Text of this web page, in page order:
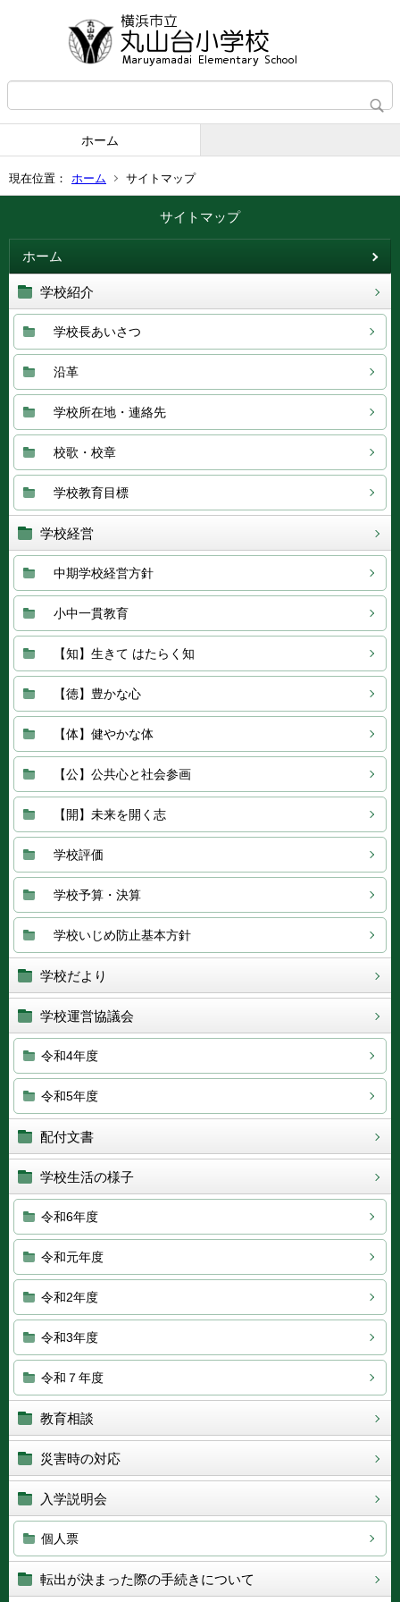
ホーム
現在位置： ホーム サイトマップ
サイトマップ
ホーム
学校紹介
学校長あいさつ
沿革
学校所在地・連絡先
校歌・校章
学校教育目標
学校経営
中期学校経営方針
小中一貫教育
【知】生きて はたらく知
【徳】豊かな心
【体】健やかな体
【公】公共心と社会参画
【開】未来を開く志
学校評価
学校予算・決算
学校いじめ防止基本方針
学校だより
学校運営協議会
令和4年度
令和5年度
配付文書
学校生活の様子
令和6年度
令和元年度
令和2年度
令和3年度
令和７年度
教育相談
災害時の対応
入学説明会
個人票
転出が決まった際の手続きについて